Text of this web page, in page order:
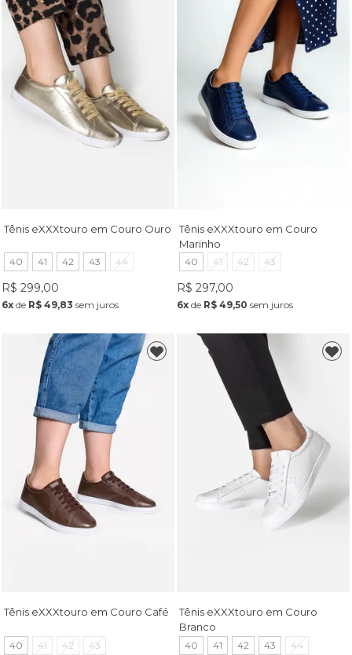
Tênis eXXXtouro em Couro Ouro
40 41 42 43 44
R$ 299,00
6xde R$ 49,83 sem juros
Tênis eXXXtouro em Couro
Marinho
40 41 42 43
R$ 297,00
6x de R$ 49,50 sem juros
Tênis eXXXtouro em Couro Café
40 41 42 43
Tênis eXXXtouro em Couro
Branco
40 41 42 43 44